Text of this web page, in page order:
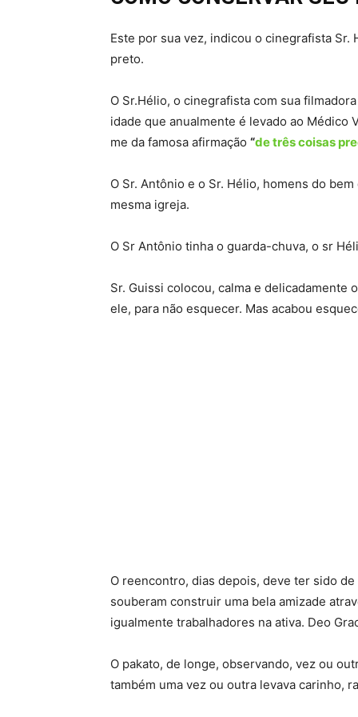
Este por sua vez, indicou o cinegrafista
preto.
O Sr.Hélio, o cinegrafista com sua
idade que anualmente é levado ao Médico
me da famosa afirmação “de três coisas
O Sr. Antônio e o Sr. Hélio, homens do
mesma igreja.
O Sr Antônio tinha o guarda-chuva, o sr
Sr. Guissi colocou, calma e
ele, para não esquecer. Mas acabou
O reencontro, dias depois, deve ter sido
souberam construir uma bela amizade
igualmente trabalhadores na ativa. Deo
O pakato, de longe, observando, vez ou
também uma vez ou outra levava carinho,